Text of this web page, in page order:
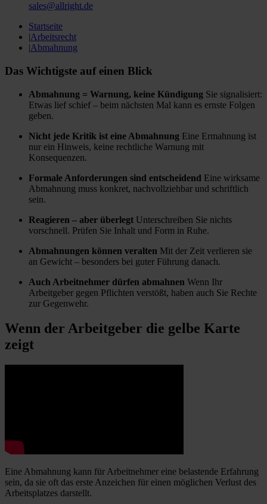
sales@allright.de
Startseite
|Arbeitsrecht
|Abmahnung
Das Wichtigste auf einen Blick
Abmahnung = Warnung, keine Kündigung Sie signalisiert:
Etwas lief schief – beim nächsten Mal kann es ernste Folgen
geben.
Nicht jede Kritik ist eine Abmahnung Eine Ermahnung ist
nur ein Hinweis, keine rechtliche Warnung mit
Konsequenzen.
Formale Anforderungen sind entscheidend Eine wirksame
Abmahnung muss konkret, nachvollziehbar und schriftlich
sein.
Reagieren – aber überlegt Unterschreiben Sie nichts
vorschnell. Prüfen Sie Inhalt und Form in Ruhe.
Abmahnungen können veralten Mit der Zeit verlieren sie
an Gewicht – besonders bei guter Führung danach.
Auch Arbeitnehmer dürfen abmahnen Wenn Ihr
Arbeitgeber gegen Pflichten verstößt, haben auch Sie Rechte
zur Gegenwehr.
Wenn der Arbeitgeber die gelbe Karte
zeigt
Eine Abmahnung kann für Arbeitnehmer eine belastende Erfahrung
sein, da sie oft das erste Anzeichen für einen möglichen Verlust des
Arbeitsplatzes darstellt.